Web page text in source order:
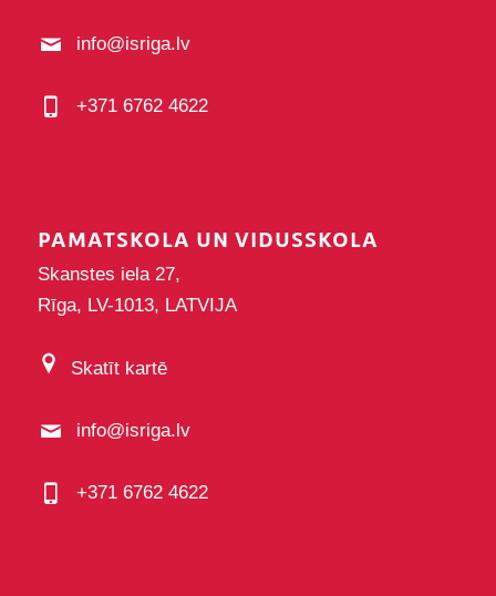
info@isriga.lv
+371 6762 4622
PAMATSKOLA UN VIDUSSKOLA
Skanstes iela 27,
Rīga, LV-1013, LATVIJA
Skatīt kartē
info@isriga.lv
+371 6762 4622